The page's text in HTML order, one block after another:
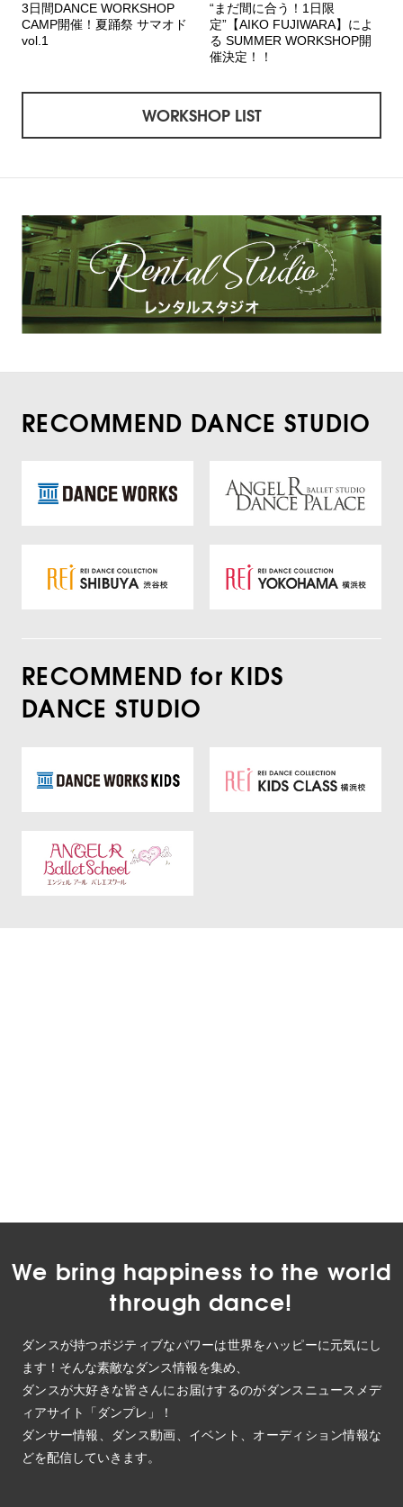
3日間DANCE WORKSHOP
CAMP開催！夏踊祭 サマオド
vol.1
“まだ間に合う！1日限
定”【AIKO FUJIWARA】によ
る SUMMER WORKSHOP開
催決定！！
WORKSHOP LIST
RECOMMEND DANCE STUDIO
RECOMMEND for KIDS
DANCE STUDIO
We bring happiness to the world
through dance!
ダンスが持つポジティブなパワーは世界をハッピーに元気にし
ます！そんな素敵なダンス情報を集め、
ダンスが大好きな皆さんにお届けするのがダンスニュースメデ
ィアサイト「ダンプレ」！
ダンサー情報、ダンス動画、イベント、オーディション情報な
どを配信していきます。